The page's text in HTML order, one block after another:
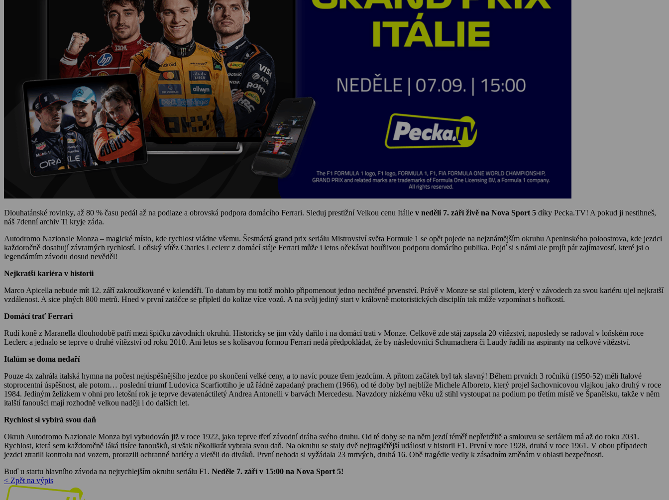
Dlouhatánské rovinky, až 80 % času pedál až na podlaze a obrovská podpora domácího Ferrari. Sleduj prestižní Velkou cenu Itálie v neděli 7. září živě na Nova Sport 5 díky Pecka.TV! A pokud ji nestihneš,
náš 7denní archiv Ti kryje záda.
Autodromo Nazionale Monza – magické místo, kde rychlost vládne všemu. Šestnáctá grand prix seriálu Mistrovství světa Formule 1 se opět pojede na nejznámějším okruhu Apeninského poloostrova, kde jezdci
každoročně dosahují závratných rychlostí. Loňský vítěz Charles Leclerc z domácí stáje Ferrari může i letos očekávat bouřlivou podporu domácího publika. Pojď si s námi ale projít pár zajímavostí, které jsi o
legendárním závodu dosud nevěděl!
Nejkratší kariéra v historii
Marco Apicella nebude mít 12. září zakroužkované v kalendáři. To datum by mu totiž mohlo připomenout jedno nechtěné prvenství. Právě v Monze se stal pilotem, který v závodech za svou kariéru ujel nejkratší
vzdálenost. A sice plných 800 metrů. Hned v první zatáčce se připletl do kolize více vozů. A na svůj jediný start v královně motoristických disciplín tak může vzpomínat s hořkostí.
Domácí trať Ferrari
Rudí koně z Maranella dlouhodobě patří mezi špičku závodních okruhů. Historicky se jim vždy dařilo i na domácí trati v Monze. Celkově zde stáj zapsala 20 vítězství, naposledy se radoval v loňském roce
Leclerc a jednalo se teprve o druhé vítězství od roku 2010. Ani letos se s kolísavou formou Ferrari nedá předpokládat, že by následovníci Schumachera či Laudy řadili na aspiranty na celkové vítězství.
Italům se doma nedaří
Pouze 4x zahrála italská hymna na počest nejúspěšnějšího jezdce po skončení velké ceny, a to navíc pouze třem jezdcům. A přitom začátek byl tak slavný! Během prvních 3 ročníků (1950-52) měli Italové
stoprocentní úspěšnost, ale potom… poslední triumf Ludovica Scarfiottiho je už řádně zapadaný prachem (1966), od té doby byl nejblíže Michele Alboreto, který projel šachovnicovou vlajkou jako druhý v roce
1984. Jediným želízkem v ohni pro letošní rok je teprve devatenáctiletý Andrea Antonelli v barvách Mercedesu. Navzdory nízkému věku už stihl vystoupat na podium po třetím místě ve Španělsku, takže v něm
italští fanoušci mají rozhodně velkou naději i do dalších let.
Rychlost si vybírá svou daň
Okruh Autodromo Nazionale Monza byl vybudován již v roce 1922, jako teprve třetí závodní dráha svého druhu. Od té doby se na něm jezdí téměř nepřetržitě a smlouvu se seriálem má až do roku 2031.
Rychlost, která sem každoročně láká tisíce fanoušků, si však několikrát vybrala svou daň. Na okruhu se staly dvě nejtragičtější události v historii F1. První v roce 1928, druhá v roce 1961. V obou případech
jezdci ztratili kontrolu nad vozem, prorazili ochranné bariéry a vletěli do diváků. První nehoda si vyžádala 23 mrtvých, druhá 16. Obě tragédie vedly k zásadním změnám v oblasti bezpečnosti.
Buď u startu hlavního závoda na nejrychlejším okruhu seriálu F1. Neděle 7. září v 15:00 na Nova Sport 5!
< Zpět na výpis